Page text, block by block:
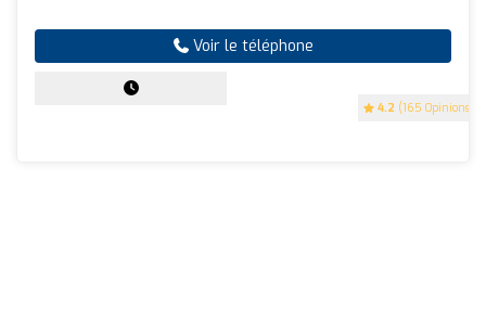
4.2 (165 Opinions)
Voir le téléphone